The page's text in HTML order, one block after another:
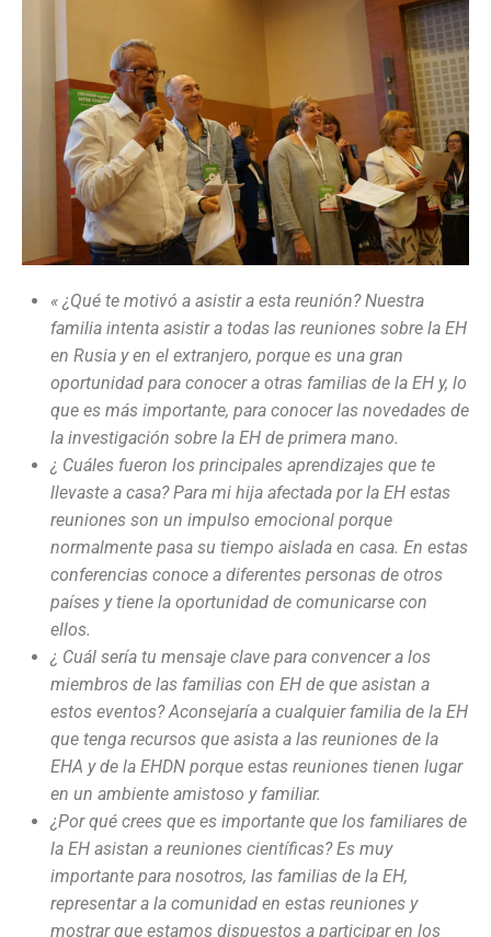
« ¿Qué te motivó a asistir a esta reunión? Nuestra
familia intenta asistir a todas las reuniones sobre la EH
en Rusia y en el extranjero, porque es una gran
oportunidad para conocer a otras familias de la EH y, lo
que es más importante, para conocer las novedades de
la investigación sobre la EH de primera mano.
¿ Cuáles fueron los principales aprendizajes que te
llevaste a casa? Para mi hija afectada por la EH estas
reuniones son un impulso emocional porque
normalmente pasa su tiempo aislada en casa. En estas
conferencias conoce a diferentes personas de otros
países y tiene la oportunidad de comunicarse con
ellos.
¿ Cuál sería tu mensaje clave para convencer a los
miembros de las familias con EH de que asistan a
estos eventos? Aconsejaría a cualquier familia de la EH
que tenga recursos que asista a las reuniones de la
EHA y de la EHDN porque estas reuniones tienen lugar
en un ambiente amistoso y familiar.
¿Por qué crees que es importante que los familiares de
la EH asistan a reuniones científicas? Es muy
importante para nosotros, las familias de la EH,
representar a la comunidad en estas reuniones y
mostrar que estamos dispuestos a participar en los